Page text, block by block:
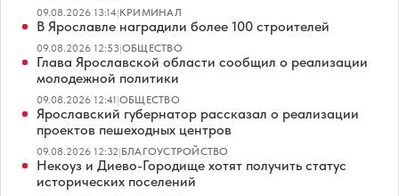
09.08.2026 13:14|КРИМИНАЛ
В Ярославле наградили более 100 строителей
09.08.2026 12:53|ОБЩЕСТВО
Глава Ярославской области сообщил о реализации
молодежной политики
09.08.2026 12:41|ОБЩЕСТВО
Ярославский губернатор рассказал о реализации
проектов пешеходных центров
09.08.2026 12:32|БЛАГОУСТРОЙСТВО
Некоуз и Диево-Городище хотят получить статус
исторических поселений